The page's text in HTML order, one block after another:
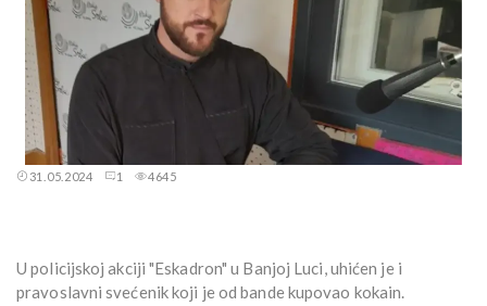
31.05.2024 1 4645
U policijskoj akciji "Eskadron" u Banjoj Luci, uhićen je i
pravoslavni svećenik koji je od bande kupovao kokain.